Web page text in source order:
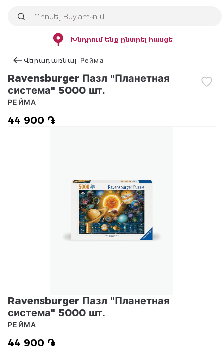
Խնդրում ենք ընտրել հասցե
Վերադառնալ Рейма
Ravensburger Пазл "Планетная
система" 5000 шт.
44 900 ֏
РЕЙМА
Ravensburger Пазл "Планетная
система" 5000 шт.
44 900 ֏
РЕЙМА